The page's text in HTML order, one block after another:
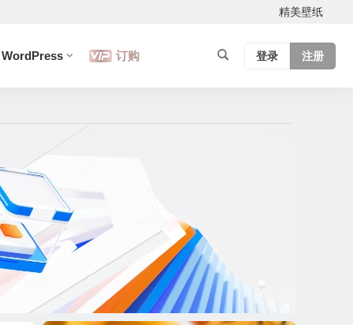
精美壁纸
WordPress 订购 登录 注册